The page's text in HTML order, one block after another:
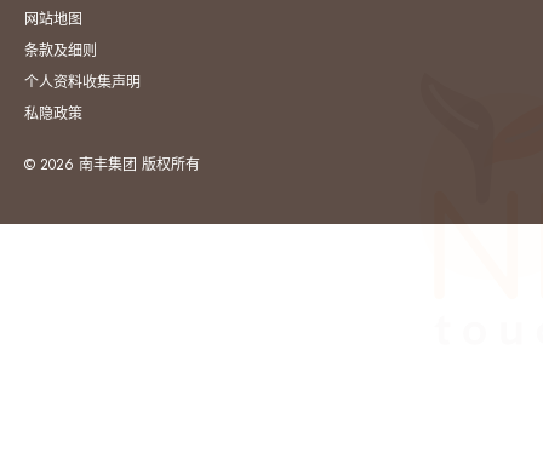
网站地图
条款及细则
个人资料收集声明
私隐政策
© 2026 南丰集团 版权所有